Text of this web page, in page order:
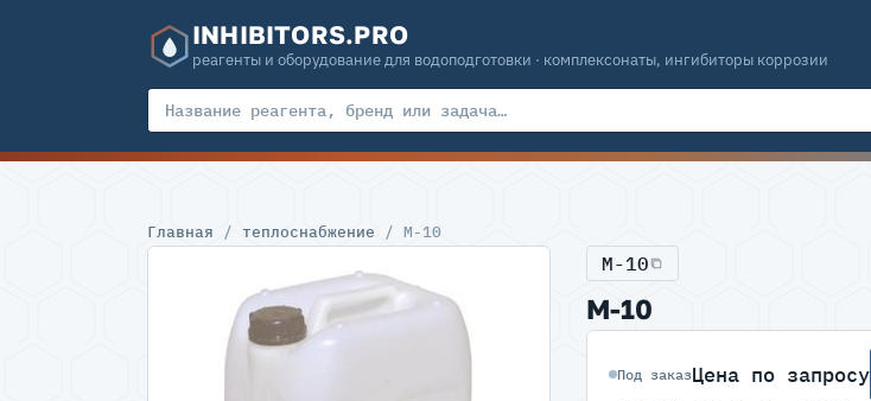
INHIBITORS.PRO
реагенты и оборудование для водоподготовки · комплексонаты, ингибиторы коррозии
Главная / теплоснабжение / М-10
М-10
М-10
Под заказЦена по запросу